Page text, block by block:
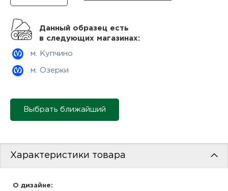
Данный образец есть
в следующих магазинах:
м. Купчино
м. Озерки
Выбрать ближайший
Характеристики товара
О дизайне: